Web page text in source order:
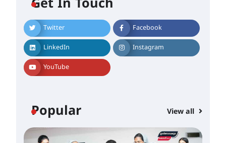
Get In Touch
Twitter Facebook
LinkedIn Instagram
YouTube
Popular View all
കോമേഴ്സ്
എക്സ്പോയുമായി എസ്
എൻ ഹയർ സെക്കൻഡറി
വിദ്യാർത്ഥികൾ
August 6, 2026
ഹാളിൽ 16ന്